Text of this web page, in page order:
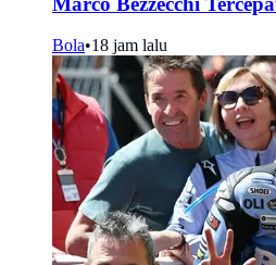
Bola•18 jam lalu